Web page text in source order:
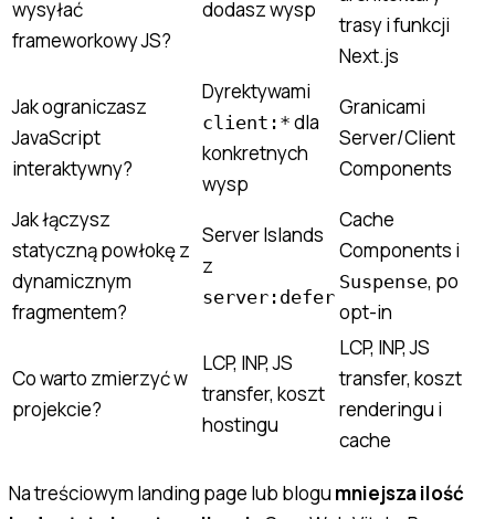
wysyłać
frameworkowy JS?
dodasz wysp
trasy i funkcji
Next.js
Jak ograniczasz
JavaScript
interaktywny?
Dyrektywami
client:* dla
konkretnych
wysp
Granicami
Server/Client
Components
Jak łączysz
statyczną powłokę z
dynamicznym
fragmentem?
Server Islands
z
server:defer
Cache
Components i
Suspense, po
opt-in
Co warto zmierzyć w
projekcie?
LCP, INP, JS
transfer, koszt
hostingu
LCP, INP, JS
transfer, koszt
renderingu i
cache
Na treściowym landing page lub blogu mniejsza ilość